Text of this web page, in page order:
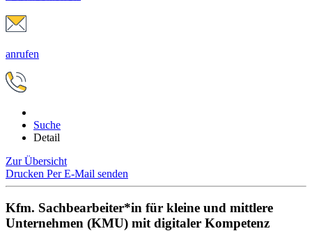
anrufen
Suche
Detail
Zur Übersicht
Drucken Per E-Mail senden
Kfm. Sachbearbeiter*in für kleine und mittlere
Unternehmen (KMU) mit digitaler Kompetenz